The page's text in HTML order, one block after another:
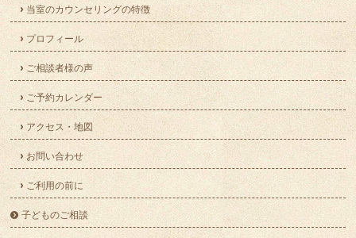
当室のカウンセリングの特徴
プロフィール
ご相談者様の声
ご予約カレンダー
アクセス・地図
お問い合わせ
ご利用の前に
子どものご相談